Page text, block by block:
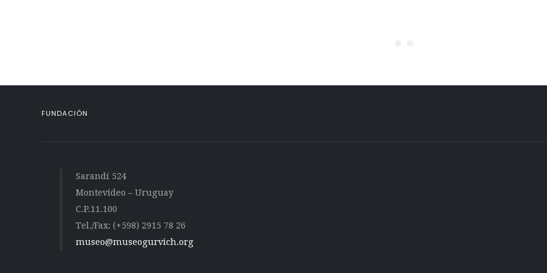
FUNDACIÓN
Sarandí 524
Montevideo – Uruguay
C.P.11.100
Tel./Fax: (+598) 2915 78 26
museo@museogurvich.org